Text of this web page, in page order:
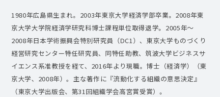
1980年広島県生まれ。2003年東京大学経済学部卒業。2008年東
京大学大学院経済学研究科博士課程単位取得退学。2005年～
2008年日本学術振興会特別研究員（DC1）、東京大学ものづくり
経営研究センター特任研究員、同特任助教、筑波大学ビジネスサ
イエンス系准教授を経て、2016年より現職。博士（経済学）（東
京大学、2008年）。主な著作に『流動化する組織の意思決定』
（東京大学出版会、第31回組織学会高宮賞受賞）。